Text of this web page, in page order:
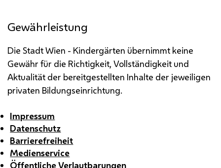
Gewährleistung
Die Stadt Wien - Kindergärten übernimmt keine
Gewähr für die Richtigkeit, Vollständigkeit und
Aktualität der bereitgestellten Inhalte der jeweiligen
privaten Bildungseinrichtung.
Impressum
Datenschutz
Barrierefreiheit
Medienservice
Öffentliche Verlautbarungen